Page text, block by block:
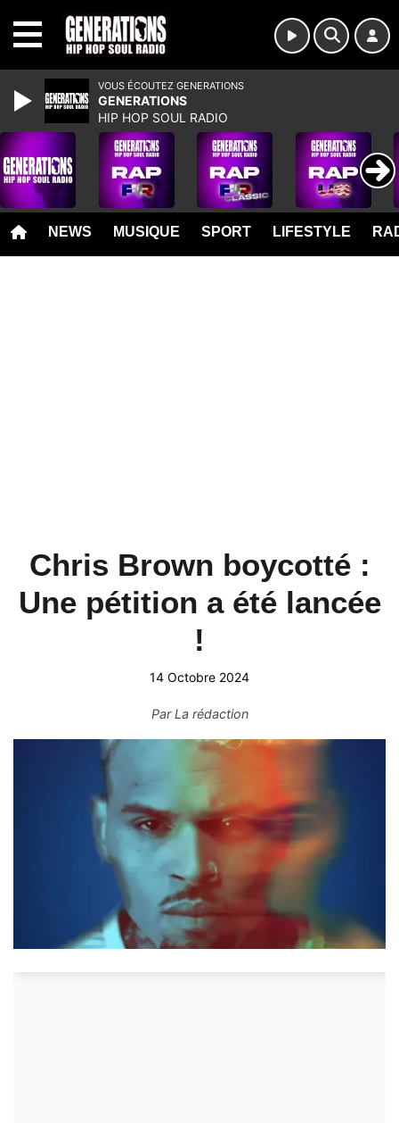
NEWS MUSIQUE SPORT LIFESTYLE
Chris Brown boycotté :
Une pétition a été lancée
!
14 Octobre 2024
ParLa rédaction
VOUS ÉCOUTEZ GENERATIONS
GENERATIONS
HIP HOP SOUL RADIO